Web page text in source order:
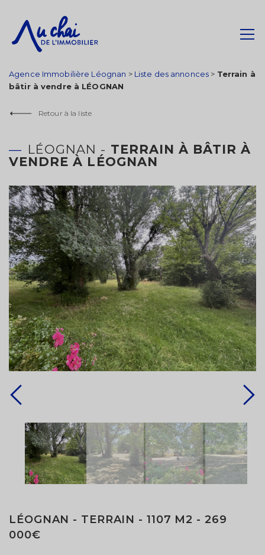
Agence Immobilière Léognan > Liste des annonces > Terrain à
bâtir à vendre à LÉOGNAN
Retour à la liste
LÉOGNAN - TERRAIN À BÂTIR À
VENDRE À LÉOGNAN
LÉOGNAN - TERRAIN - 1107 M2 - 269
000€